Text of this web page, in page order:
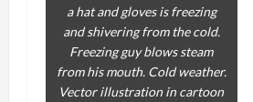
a hat and gloves is freezing
and shivering from the cold.
Freezing guy blows steam
from his mouth. Cold weather.
Vector illustration in cartoon